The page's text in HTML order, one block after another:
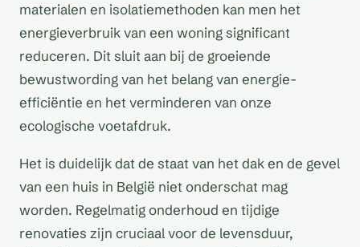
materialen en isolatiemethoden kan men het
energieverbruik van een woning significant
reduceren. Dit sluit aan bij de groeiende
bewustwording van het belang van energie-
efficiëntie en het verminderen van onze
ecologische voetafdruk.
Het is duidelijk dat de staat van het dak en de gevel
van een huis in België niet onderschat mag
worden. Regelmatig onderhoud en tijdige
renovaties zijn cruciaal voor de levensduur,